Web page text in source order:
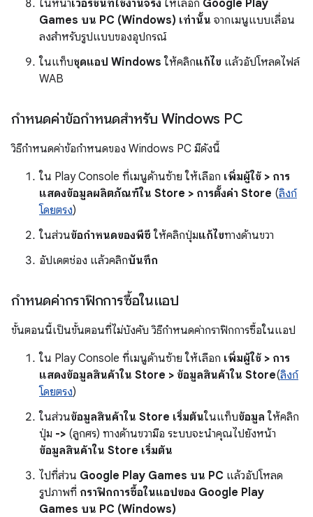
ในหน้าเวอร์ชันที่ใช้งานจริง ให้เลือก Google Play
Games บน PC (Windows) เท่านั้น จากเมนูแบบเลื่อน
ลงสำหรับรูปแบบของอุปกรณ์
ในแท็บชุดแอป Windows ให้คลิกแก้ไข แล้วอัปโหลดไฟล์
WAB
กำหนดค่าข้อกำหนดสำหรับ Windows PC
วิธีกำหนดค่าข้อกำหนดของ Windows PC มีดังนี้
ใน Play Console ที่เมนูด้านซ้าย ให้เลือก เพิ่มผู้ใช้ > การ
แสดงข้อมูลผลิตภัณฑ์ใน Store > การตั้งค่า Store (ลิงก์
โดยตรง)
ในส่วนข้อกำหนดของพีซี ให้คลิกปุ่มแก้ไขทางด้านขวา
อัปเดตช่อง แล้วคลิกบันทึก
กำหนดค่ากราฟิกการซื้อในแอป
ขั้นตอนนี้เป็นขั้นตอนที่ไม่บังคับ วิธีกำหนดค่ากราฟิกการซื้อในแอป
ใน Play Console ที่เมนูด้านซ้าย ให้เลือก เพิ่มผู้ใช้ > การ
แสดงข้อมูลสินค้าใน Store > ข้อมูลสินค้าใน Store(ลิงก์
โดยตรง)
ในส่วนข้อมูลสินค้าใน Store เริ่มต้นในแท็บข้อมูล ให้คลิก
ปุ่ม -> (ลูกศร) ทางด้านขวามือ ระบบจะนำคุณไปยังหน้า
ข้อมูลสินค้าใน Store เริ่มต้น
ไปที่ส่วน Google Play Games บน PC แล้วอัปโหลด
รูปภาพที่ กราฟิกการซื้อในแอปของ Google Play
Games บน PC (Windows)